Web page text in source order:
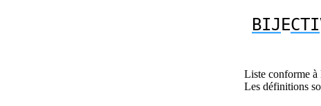
BIJ ECTI
Liste conforme
Les définitions